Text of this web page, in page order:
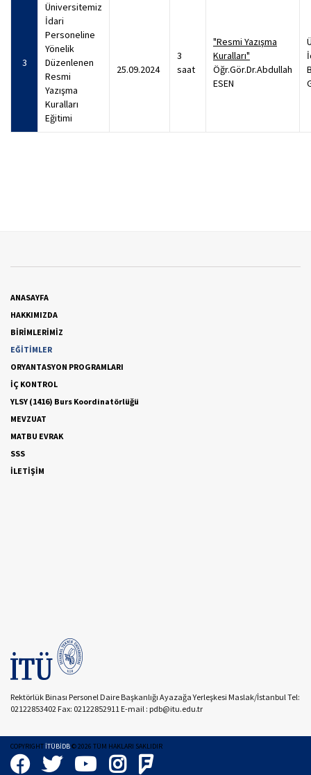
3
Üniversitemiz
İdari
Personeline
Yönelik
Düzenlenen
Resmi
Yazışma
Kuralları
Eğitimi
25.09.2024
3
saat
"Resmi Yazışma
Kuralları"
Öğr.Gör.Dr.Abdullah
ESEN
ANASAYFA
HAKKIMIZDA
BİRİMLERİMİZ
EĞİTİMLER
ORYANTASYON PROGRAMLARI
İÇ KONTROL
YLSY (1416) Burs Koordinatörlüğü
MEVZUAT
MATBU EVRAK
SSS
İLETİŞİM
Rektörlük Binası Personel Daire Başkanlığı Ayazağa Yerleşkesi Maslak/İstanbul Tel:
02122853402 Fax: 02122852911 E-mail : pdb@itu.edu.tr
COPYRIGHT İTÜBİDB©2026 TÜM HAKLARI SAKLIDIR